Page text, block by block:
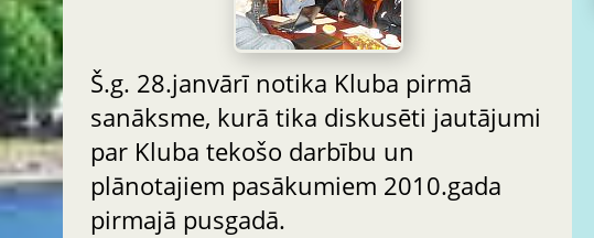
Š.g. 28.janvārī notika Kluba pirmā
sanāksme, kurā tika diskusēti jautājumi
par Kluba tekošo darbību un
plānotajiem pasākumiem 2010.gada
pirmajā pusgadā.